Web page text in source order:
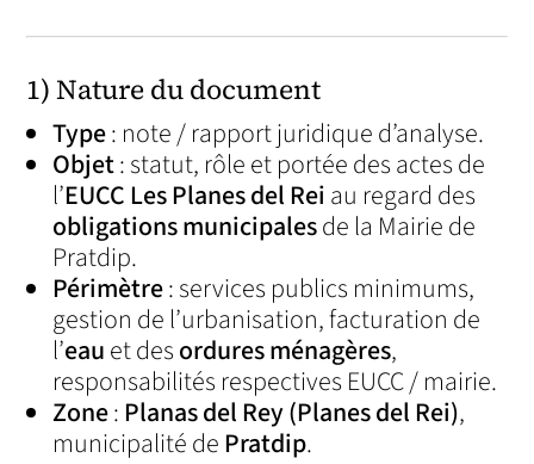
1) Nature du document
Type: note / rapport juridique d’analyse.
Objet: statut, rôle et portée des actes de
l’EUCC Les Planes del Rei au regard des
obligations municipalesde la Mairie de
Pratdip.
Périmètre: services publics minimums,
gestion de l’urbanisation, facturation de
l’eauet desordures ménagères,
responsabilités respectives EUCC / mairie.
Zone:Planas del Rey (Planes del Rei),
municipalité dePratdip.